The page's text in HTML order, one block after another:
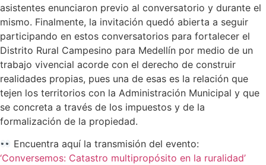
asistentes enunciaron previo al conversatorio y durante el
mismo. Finalmente, la invitación quedó abierta a seguir
participando en estos conversatorios para fortalecer el
Distrito Rural Campesino para Medellín por medio de un
trabajo vivencial acorde con el derecho de construir
realidades propias, pues una de esas es la relación que
tejen los territorios con la Administración Municipal y que
se concreta a través de los impuestos y de la
formalización de la propiedad.
Encuentra aquí la transmisión del evento:
‘Conversemos: Catastro multipropósito en la ruralidad’